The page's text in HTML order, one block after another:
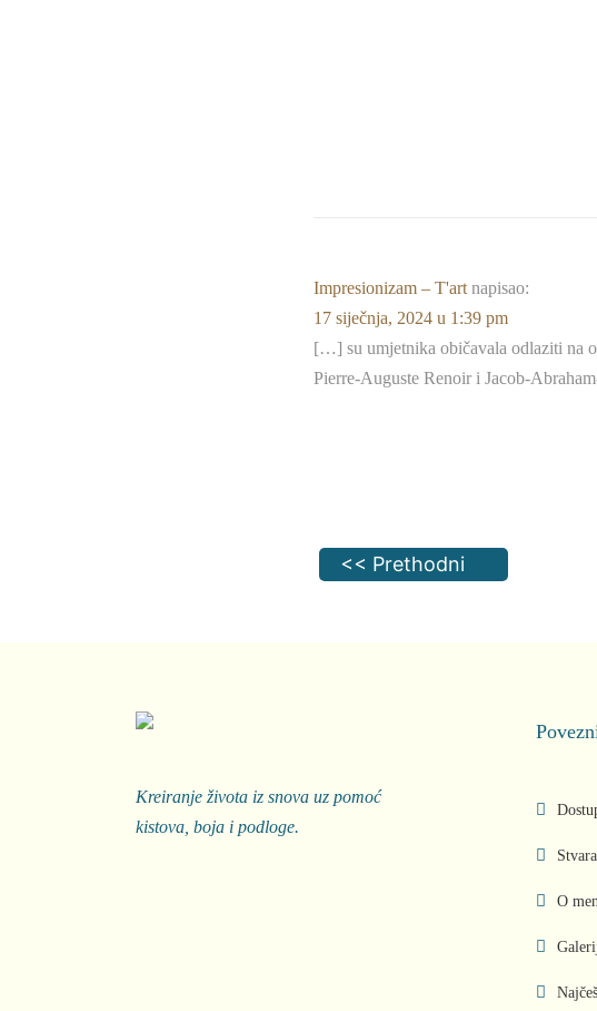
Impresionizam – T'art napisao:
17 siječnja, 2024 u 1:39 pm
[…] su umjetnika običavala odlaziti na
Pierre-Auguste Renoir i Jacob-
<< Prethodni
Kreiranje života iz snova uz pomoć
kistova, boja i podloge.
O